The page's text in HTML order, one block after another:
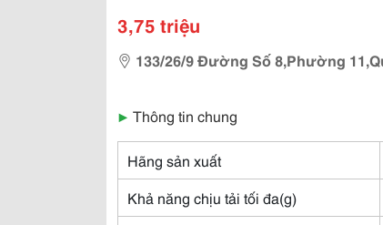
3,75 triệu
133/26/9 Đường Số 8,Phường
▶ Thông tin chung
Hãng sản xuất
Khả năng chịu tải tối đa(g)